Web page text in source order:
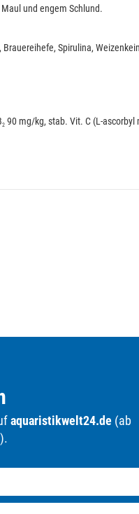
und engem Schlund.
Spirulina,
2 90 mg/kg, stab. Vit. C (L-
aquaristikwelt24.de (ab